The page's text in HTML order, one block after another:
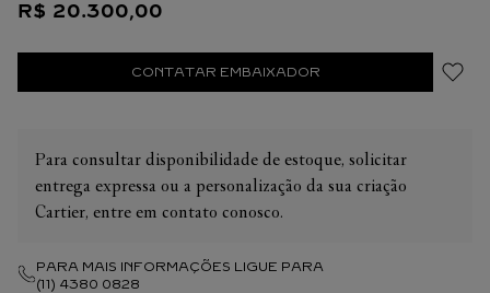
R$ 20.300,00
CONTATAR EMBAIXADOR
Para consultar disponibilidade de estoque, solicitar
entrega expressa ou a personalização da sua criação
Cartier, entre em contato conosco.
PARA MAIS INFORMAÇÕES LIGUE PARA
(11) 4380 0828